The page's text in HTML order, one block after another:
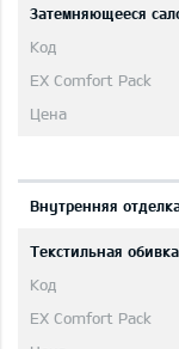
Затемняющееся
Bнутренняя
Текстильная